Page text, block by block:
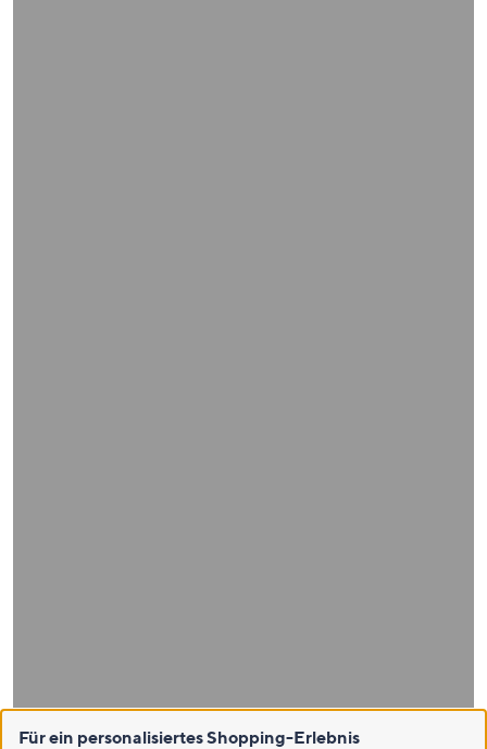
Für ein personalisiertes Shopping-Erlebnis